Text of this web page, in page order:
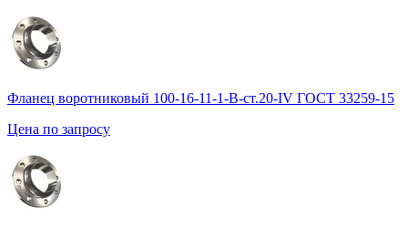
Фланец воротниковый 100-16-11-1-B-ст.20-IV ГОСТ 33259-15
Цена по запросу